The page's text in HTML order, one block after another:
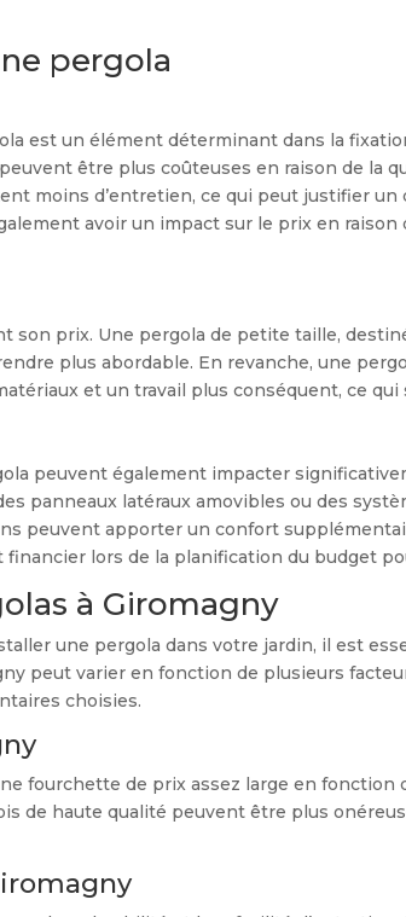
pergola
est un élément déterminant dans la
être plus coûteuses en raison de la
moins d’entretien, ce qui peut justifier
avoir un impact sur le prix en
son prix. Une pergola de petite taille,
plus abordable. En revanche, une
et un travail plus conséquent, ce
peuvent également impacter
panneaux latéraux amovibles ou des
peuvent apporter un confort
lors de la planification du budget
à Giromagny
une pergola dans votre jardin, il est
peut varier en fonction de plusieurs
choisies.
fourchette de prix assez large en fonction
de haute qualité peuvent être plus